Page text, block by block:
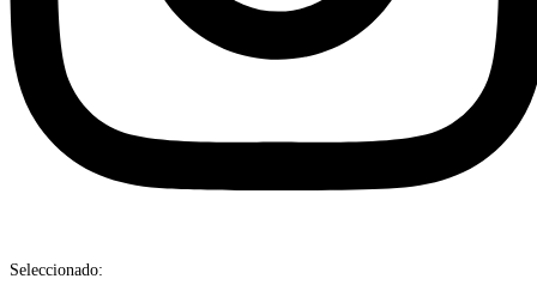
Seleccionado: